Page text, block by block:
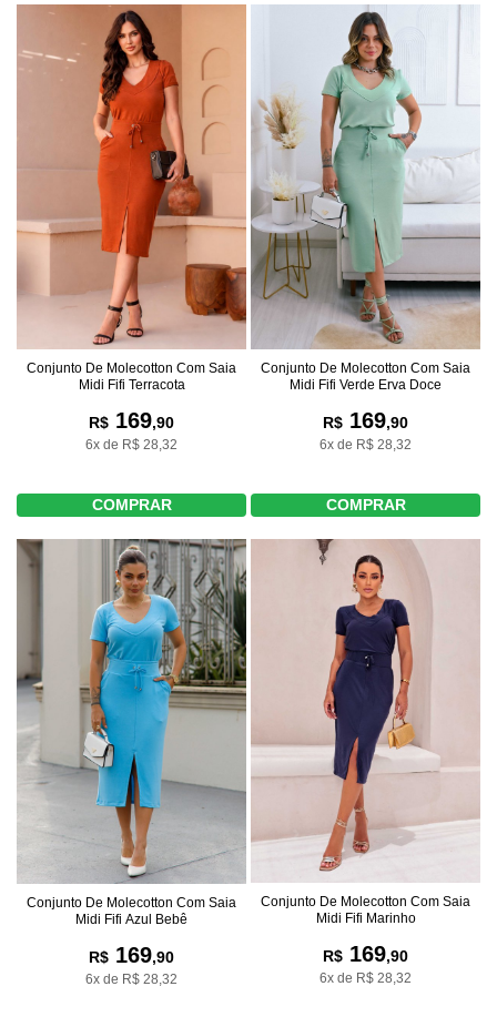
Conjunto De Molecotton Com Saia
Midi Fifi Terracota
R$ 169,90
6x de R$ 28,32
COMPRAR
Conjunto De Molecotton Com Saia
Midi Fifi Verde Erva Doce
R$ 169,90
6x de R$ 28,32
COMPRAR
Conjunto De Molecotton Com Saia
Midi Fifi Azul Bebê
R$ 169,90
6x de R$ 28,32
Conjunto De Molecotton Com Saia
Midi Fifi Marinho
R$ 169,90
6x de R$ 28,32